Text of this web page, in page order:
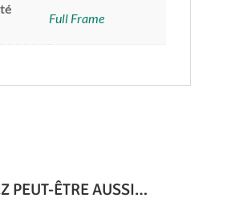
Full Frame
PEUT-ÊTRE AUSSI…